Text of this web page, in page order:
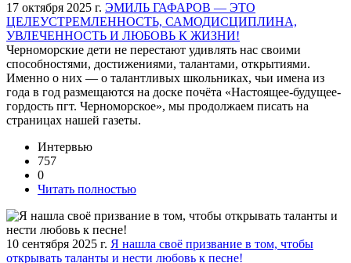
17 октября 2025 г. ЭМИЛЬ ГАФАРОВ — ЭТО
ЦЕЛЕУСТРЕМЛЕННОСТЬ, САМОДИСЦИПЛИНА,
УВЛЕЧЕННОСТЬ И ЛЮБОВЬ К ЖИЗНИ!
Черноморские дети не перестают удивлять нас своими
способностями, достижениями, талантами, открытиями.
Именно о них — о талантливых школьниках, чьи имена из
года в год размещаются на доске почёта «Настоящее-будущее-
гордость пгт. Черноморское», мы продолжаем писать на
страницах нашей газеты.
Интервью
757
0
Читать полностью
10 сентября 2025 г. Я нашла своё призвание в том, чтобы
открывать таланты и нести любовь к песне!